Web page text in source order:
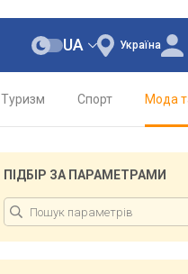
Україна
UA
Туризм Спорт Мода
ПІДБІР ЗА ПАРАМЕТРАМИ